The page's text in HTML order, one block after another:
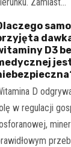
D3
D
w regulacji